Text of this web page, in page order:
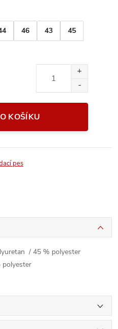
46 43 45
KOŠÍKU
pes
/ 45 % polyester
polyester